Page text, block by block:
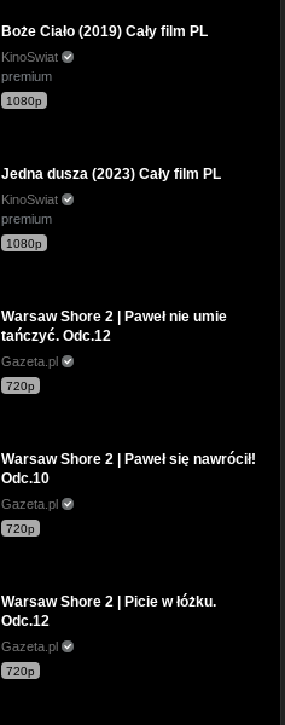
Boże Ciało (2019) Cały film PL
KinoSwiat
premium
1080p
Jedna dusza (2023) Cały film PL
KinoSwiat
premium
1080p
Warsaw Shore 2 | Paweł nie umie
tańczyć. Odc.12
Gazeta.pl
720p
Warsaw Shore 2 | Paweł się nawrócił!
Odc.10
Gazeta.pl
720p
Warsaw Shore 2 | Picie w łóżku.
Odc.12
Gazeta.pl
720p